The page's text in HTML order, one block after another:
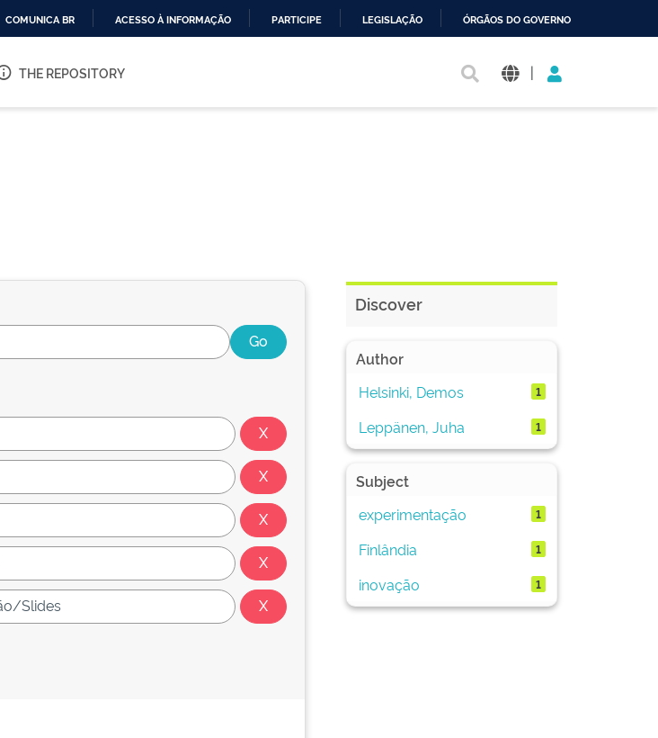
O
COMUNICA BR ACESSO À INFORMAÇÃO PARTICIPE LEGISLAÇÃO ÓRGÃOS DO GOVERNO
THE REPOSITORY |
Discover
Author
Helsinki, Demos
1
Leppänen, Juha 1
Subject
experimentação
1
Finlândia 1
inovação 1